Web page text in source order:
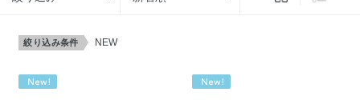
絞り込み条件 NEW